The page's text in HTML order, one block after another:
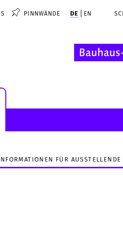
PINNWÄNDE DE EN
FÜR AUSSTELLENDE